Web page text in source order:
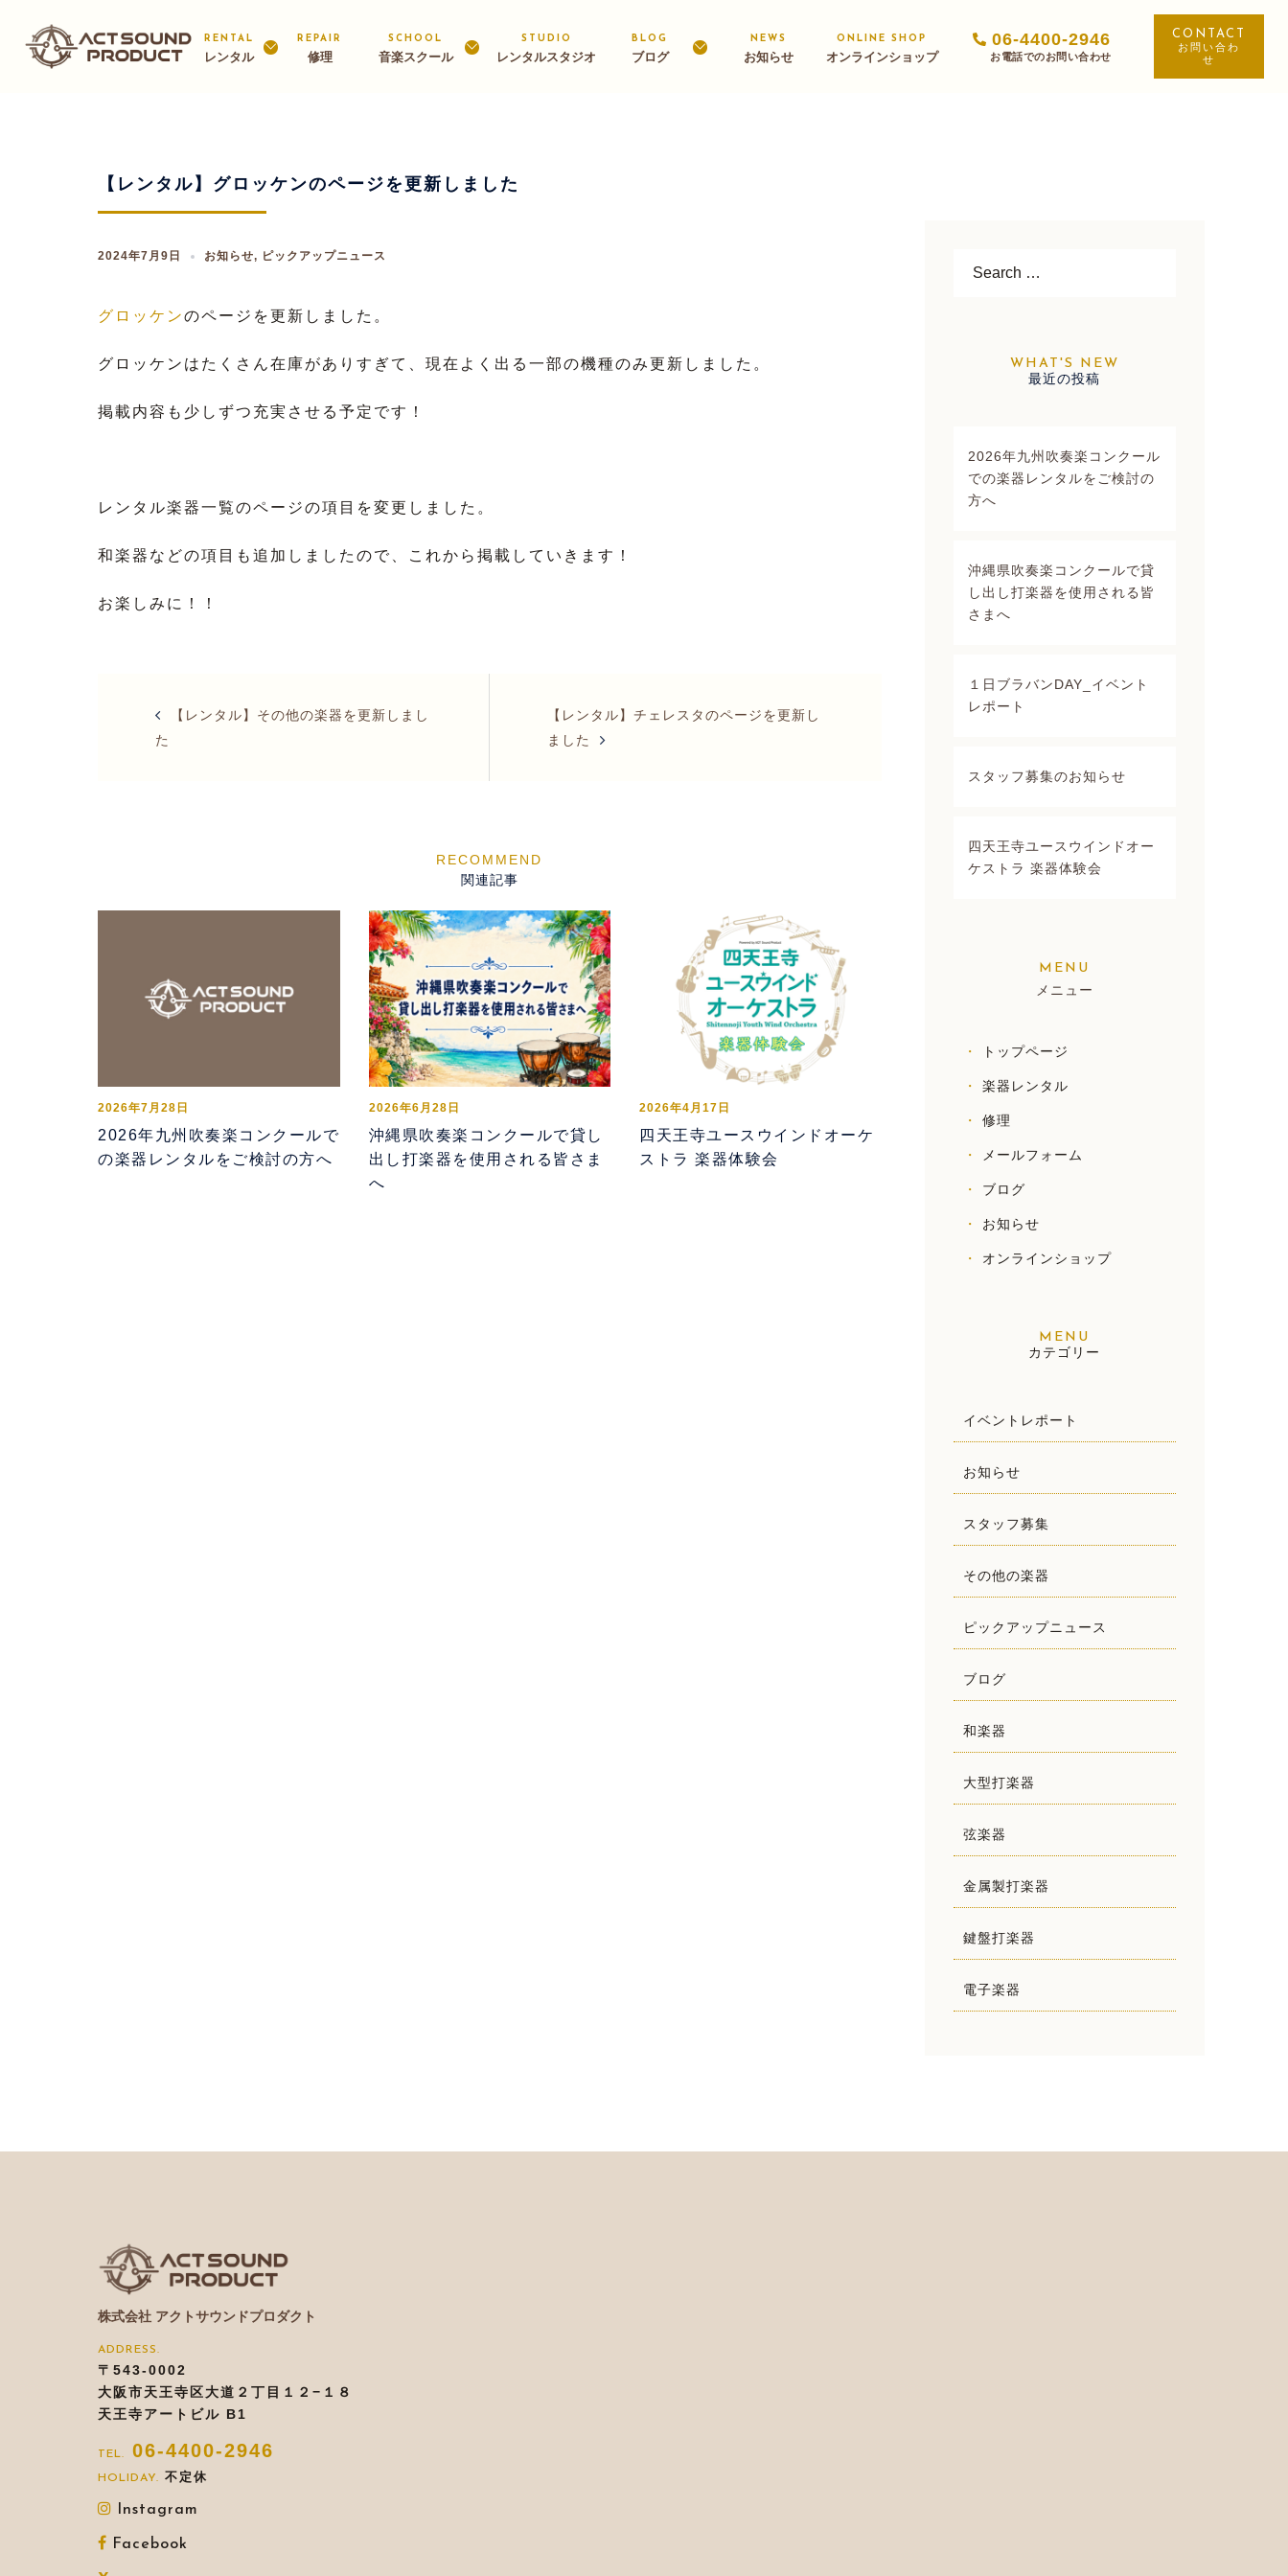
content
RENTAL
レンタル
REPAIR
修理
SCHOOL
音楽スクール
STUDIO
レンタルスタジオ
BLOG
ブログ
NEWS
お知らせ
ONLINE SHOP
オンラインショップ
06-4400-2946
お問い合わ
せ
【レンタル】グロッケンのページを更新しました
2024年7月9日 お知らせ, ピックアップニュース
グロッケンのページを更新しました。
グロッケンはたくさん在庫がありすぎて、現在よく出る一部の機種のみ更新しました。
掲載内容も少しずつ充実させる予定です！
レンタル楽器一覧のページの項目を変更しました。
和楽器などの項目も追加しましたので、これから掲載していきます！
お楽しみに！！
navigation【レンタル】その他の楽器を更新しまし
た
【レンタル】チェレスタのページを更新し
ました
関連記事
2026年7月28日
2026年九州吹奏楽コンクールで
の楽器レンタルをご検討の方へ
2026年6月28日
沖縄県吹奏楽コンクールで貸し
出し打楽器を使用される皆さま
へ
2026年4月17日
四天王寺ユースウインドオーケ
ストラ 楽器体験会
最近の投稿
2026年九州吹奏楽コンクール
での楽器レンタルをご検討の
方へ
沖縄県吹奏楽コンクールで貸
し出し打楽器を使用される皆
さまへ
１日ブラバンDAY_イベント
レポート
スタッフ募集のお知らせ
四天王寺ユースウインドオー
ケストラ 楽器体験会
メニュー
トップページ
楽器レンタル
修理
メールフォーム
ブログ
お知らせ
オンラインショップ
カテゴリー
イベントレポート
お知らせ
スタッフ募集
その他の楽器
ピックアップニュース
ブログ
和楽器
大型打楽器
弦楽器
金属製打楽器
鍵盤打楽器
電子楽器
株式会社 アクトサウンドプロダクト
〒543-0002
大阪市天王寺区大道２丁目１２−１８
天王寺アートビル B1
06-4400-2946
不定休
Instagram
Facebook